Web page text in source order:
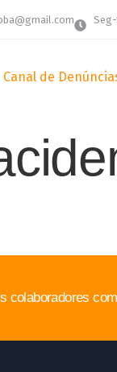
Canal de
colaboradores